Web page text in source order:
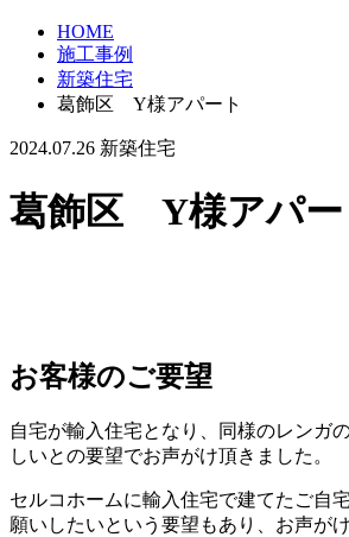
HOME
施工事例
新築住宅
葛飾区 Y様アパート
2024.07.26 新築住宅
葛飾区 Y様アパー
お客様のご要望
自宅が輸入住宅となり、同様のレンガ
しいとの要望でお声がけ頂きました。
セルコホームに輸入住宅で建てたご自
願いしたいという要望もあり、お声が